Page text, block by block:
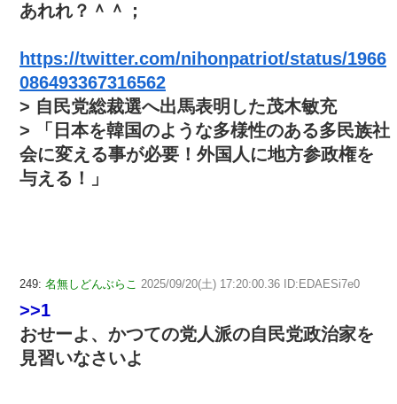
あれれ？＾＾；
https://twitter.com/nihonpatriot/status/1966
086493367316562
> 自民党総裁選へ出馬表明した茂木敏充
> 「日本を韓国のような多様性のある多民族社
会に変える事が必要！外国人に地方参政権を
与える！」
249: 名無しどんぶらこ 2025/09/20(土) 17:20:00.36 ID:EDAESi7e0
>>1
おせーよ、かつての党人派の自民党政治家を
見習いなさいよ